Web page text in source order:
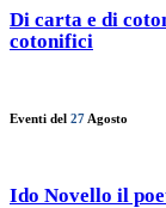
Di carta e di
cotonifici
Eventi del 27 Agosto
Ido Novello il